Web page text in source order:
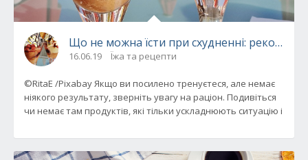
Що не можна їсти при схудненні:
16.06.19 Їжа та рецепти
©RitaE /Pixabay Якщо ви посилено тренуєтеся, але немає
ніякого результату, зверніть увагу на раціон. Подивіться
чи немає там продуктів, які тільки ускладнюють ситуацію і